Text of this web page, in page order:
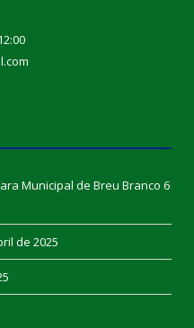
Municipal de Breu Branco 6
de 2025